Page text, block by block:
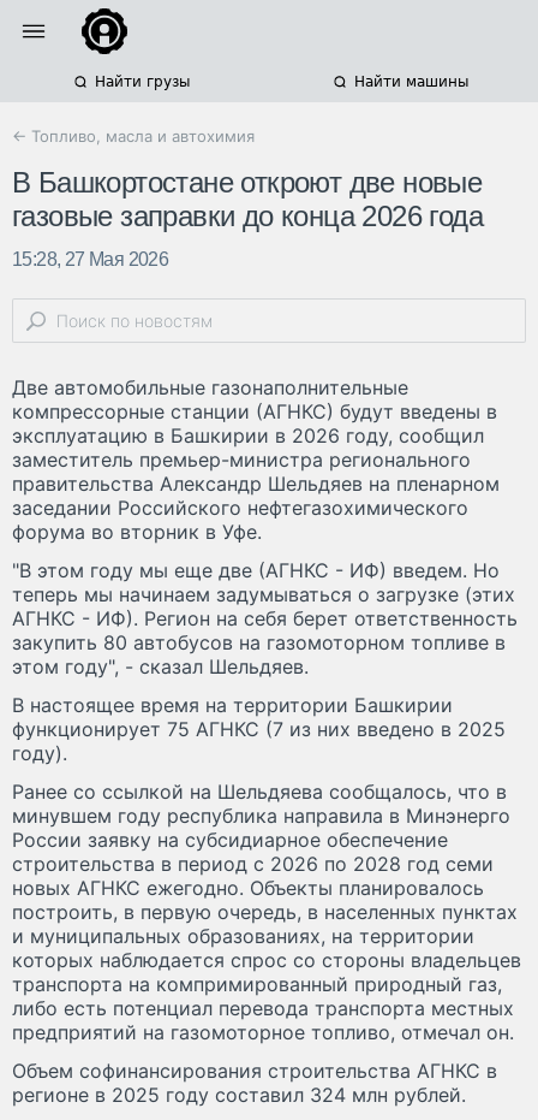
Найти грузы Найти машины
← Топливо, масла и автохимия
В Башкортостане откроют две новые
газовые заправки до конца 2026 года
15:28, 27 Мая 2026
Две автомобильные газонаполнительные
компрессорные станции (АГНКС) будут введены в
эксплуатацию в Башкирии в 2026 году, сообщил
заместитель премьер-министра регионального
правительства Александр Шельдяев на пленарном
заседании Российского нефтегазохимического
форума во вторник в Уфе.
"В этом году мы еще две (АГНКС - ИФ) введем. Но
теперь мы начинаем задумываться о загрузке (этих
АГНКС - ИФ). Регион на себя берет ответственность
закупить 80 автобусов на газомоторном топливе в
этом году", - сказал Шельдяев.
В настоящее время на территории Башкирии
функционирует 75 АГНКС (7 из них введено в 2025
году).
Ранее со ссылкой на Шельдяева сообщалось, что в
минувшем году республика направила в Минэнерго
России заявку на субсидиарное обеспечение
строительства в период с 2026 по 2028 год семи
новых АГНКС ежегодно. Объекты планировалось
построить, в первую очередь, в населенных пунктах
и муниципальных образованиях, на территории
которых наблюдается спрос со стороны владельцев
транспорта на компримированный природный газ,
либо есть потенциал перевода транспорта местных
предприятий на газомоторное топливо, отмечал он.
Объем софинансирования строительства АГНКС в
регионе в 2025 году составил 324 млн рублей.